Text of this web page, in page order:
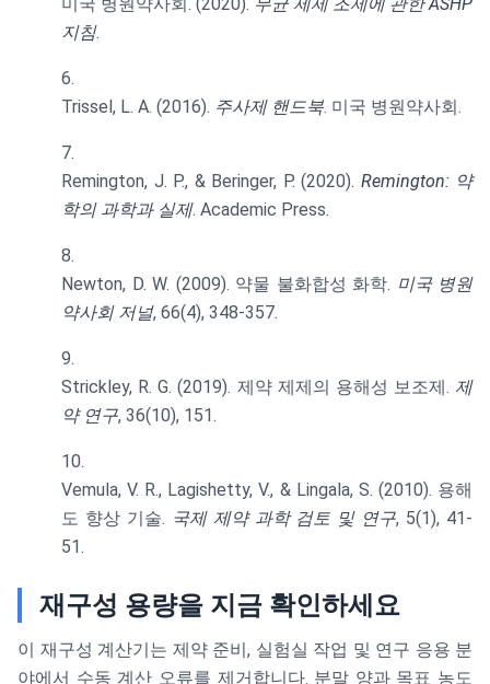
지침.
Trissel, L. A. (2016). 주사제 핸드북. 미국 병원약사회.
Remington, J. P., & Beringer, P. (2020). Remington: 약
학의 과학과 실제. Academic Press.
Newton, D. W. (2009). 약물 불화합성 화학. 미국 병원
약사회 저널, 66(4), 348-357.
Strickley, R. G. (2019). 제약 제제의 용해성 보조제. 제
약 연구, 36(10), 151.
Vemula, V. R., Lagishetty, V., & Lingala, S. (2010). 용해
도 향상 기술. 국제 제약 과학 검토 및 연구, 5(1), 41-
51.
재구성 용량을 지금 확인하세요
이 재구성 계산기는 제약 준비, 실험실 작업 및 연구 응용 분
야에서 수동 계산 오류를 제거합니다. 분말 양과 목표 농도